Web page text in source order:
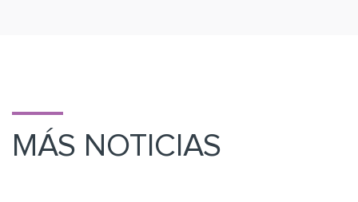
MÁS NOTICIAS